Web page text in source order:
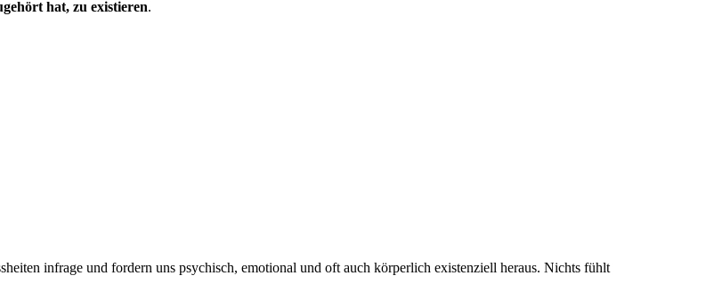
hat, zu existieren.
infrage und fordern uns psychisch, emotional und oft auch körperlich existenziell heraus. Nichts fühlt